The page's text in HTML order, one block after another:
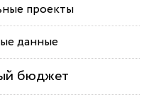
проекты
данные
бюджет